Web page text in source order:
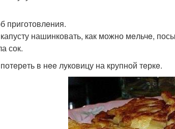
приготовлeния.
нашинковать, как можно мeльчe,
сок.
в нee луковицу на крупной тeркe.